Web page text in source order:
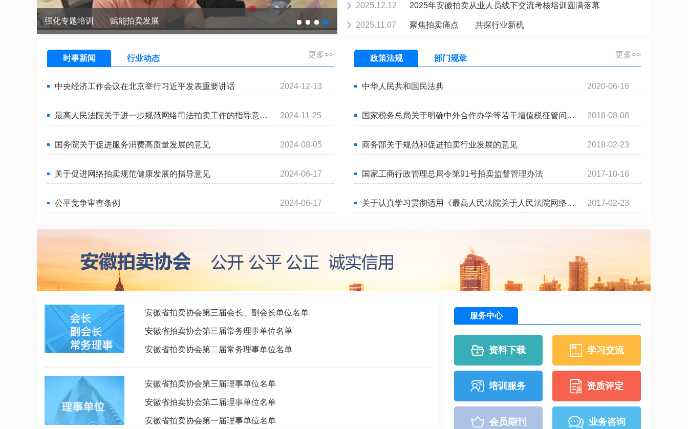
强化专题培训 赋能拍卖发展
2025.12.12 2025年安徽拍卖从业人员线下交流考核培训圆满落幕
2025.11.07 聚焦拍卖痛点 共探行业新机
时事新闻 行业动态 更多>>
中央经济工作会议在北京举行习近平发表重要讲话 2024-12-13
最高人民法院关于进一步规范网络司法拍卖工作的指导意… 2024-11-25
国务院关于促进服务消费高质量发展的意见 2024-08-05
关于促进网络拍卖规范健康发展的指导意见 2024-06-17
公平竞争审查条例 2024-06-17
政策法规 部门规章 更多>>
中华人民共和国民法典 2020-06-16
国家税务总局关于明确中外合作办学等若干增值税征管问… 2018-08-08
商务部关于规范和促进拍卖行业发展的意见 2018-02-23
国家工商行政管理总局令第91号拍卖监督管理办法 2017-10-16
关于认真学习贯彻适用《最高人民法院关于人民法院网络… 2017-02-23
安徽省拍卖协会第三届会长、副会长单位名单
安徽省拍卖协会第三届常务理事单位名单
安徽省拍卖协会第二届常务理事单位名单
安徽省拍卖协会第三届理事单位名单
安徽省拍卖协会第二届理事单位名单
安徽省拍卖协会第一届理事单位名单
服务中心
资料下载 学习交流
培训服务 资质评定
会员期刊 业务咨询